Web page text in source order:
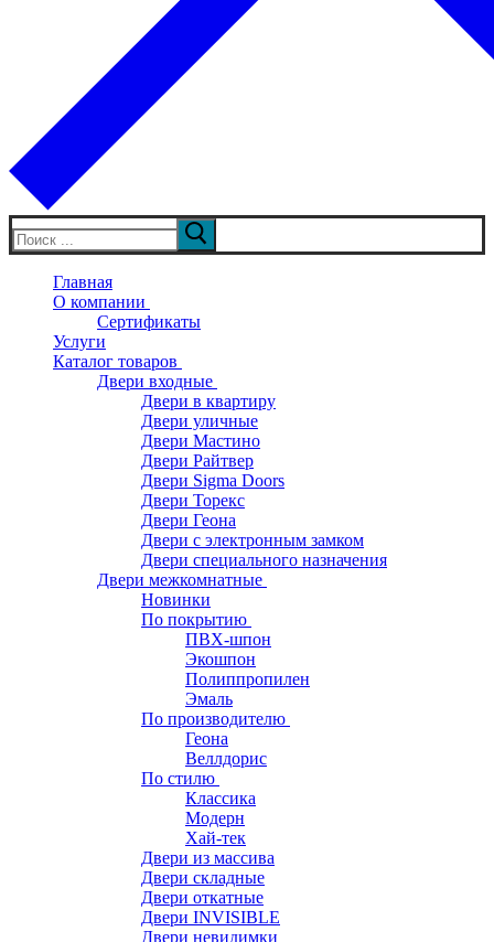
Искать:
Главная
О компании
Сертификаты
Услуги
Каталог товаров
Двери входные
Двери в квартиру
Двери уличные
Двери Мастино
Двери Райтвер
Двери Sigma Doors
Двери Торекс
Двери Геона
Двери с электронным замком
Двери специального назначения
Двери межкомнатные
Новинки
По покрытию
ПВХ-шпон
Экошпон
Полиппропилен
Эмаль
По производителю
Геона
Веллдорис
По стилю
Классика
Модерн
Хай-тек
Двери из массива
Двери складные
Двери откатные
Двери INVISIBLE
Двери невидимки